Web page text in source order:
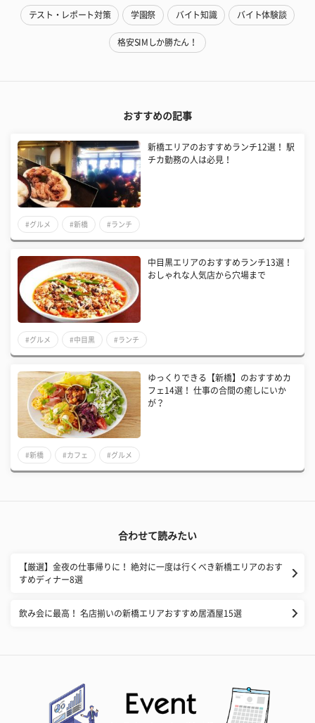
テスト・レポート対策 学園祭 バイト知識 バイト体験談
格安SIMしか勝たん！
おすすめの記事
新橋エリアのおすすめランチ12選！ 駅
チカ勤務の人は必見！
#グルメ #新橋 #ランチ
中目黒エリアのおすすめランチ13選！
おしゃれな人気店から穴場まで
#グルメ #中目黒 #ランチ
ゆっくりできる【新橋】のおすすめカ
フェ14選！ 仕事の合間の癒しにいか
が？
#新橋 #カフェ #グルメ
合わせて読みたい
【厳選】金夜の仕事帰りに！ 絶対に一度は行くべき新橋エリアのおす
すめディナー8選
飲み会に最高！ 名店揃いの新橋エリアおすすめ居酒屋15選